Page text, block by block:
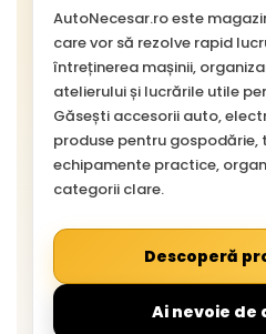
AutoNecesar.ro este
care vor să rezolve rapid
întreținerea mașinii,
atelierului și lucrările utile
Găsești accesorii auto,
produse pentru gospodărie,
echipamente practice,
categorii clare.
Descoperă
Ai nevoie de